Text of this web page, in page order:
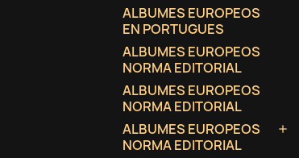
ALBUMES EUROPEOS
EN PORTUGUES
ALBUMES EUROPEOS
NORMA EDITORIAL
ALBUMES EUROPEOS
NORMA EDITORIAL
ALBUMES EUROPEOS
NORMA EDITORIAL
